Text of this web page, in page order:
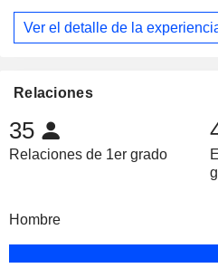
Ver el detalle de la
Relaciones
35
Relaciones de 1er grado
Hombre